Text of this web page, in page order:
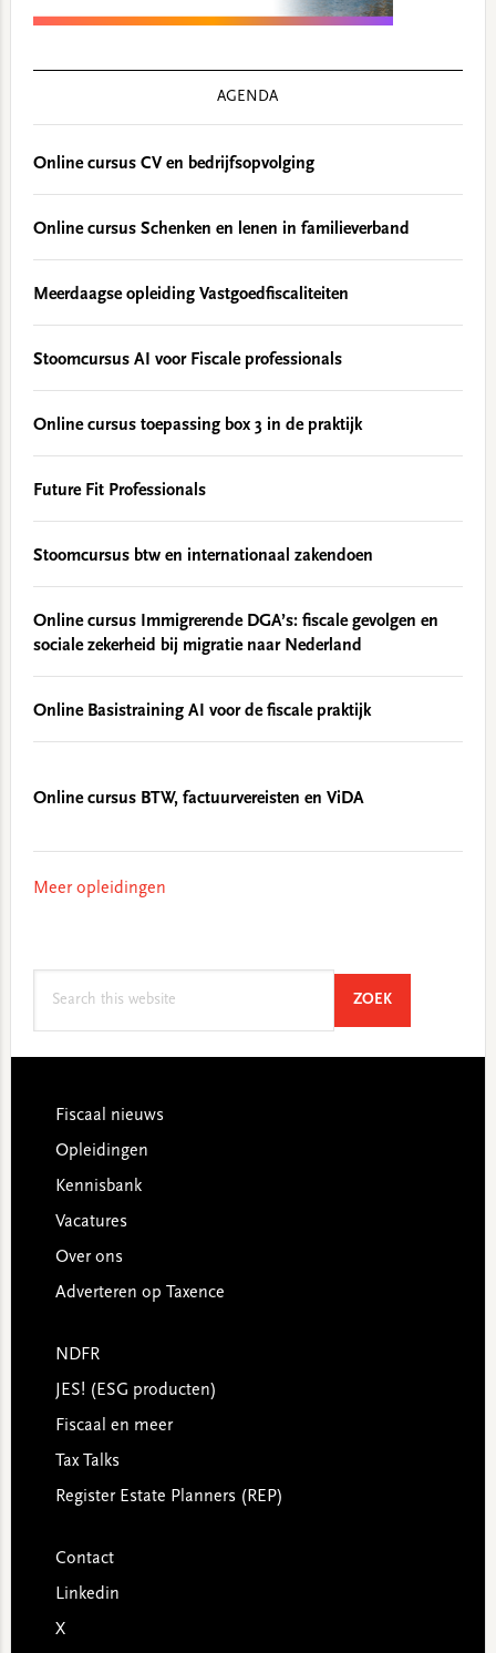
AGENDA
Online cursus CV en bedrijfsopvolging
Online cursus Schenken en lenen in familieverband
Meerdaagse opleiding Vastgoedfiscaliteiten
Stoomcursus AI voor Fiscale professionals
Online cursus toepassing box 3 in de praktijk
Future Fit Professionals
Stoomcursus btw en internationaal zakendoen
Online cursus Immigrerende DGA’s: fiscale gevolgen en
sociale zekerheid bij migratie naar Nederland
Online Basistraining AI voor de fiscale praktijk
Online cursus BTW, factuurvereisten en ViDA
Meer opleidingen
ZOEKSEARCH
Footer
Fiscaal nieuws
Opleidingen
Kennisbank
Vacatures
Over ons
Adverteren op Taxence
NDFR
JES! (ESG producten)
Fiscaal en meer
Tax Talks
Register Estate Planners (REP)
Contact
Linkedin
X